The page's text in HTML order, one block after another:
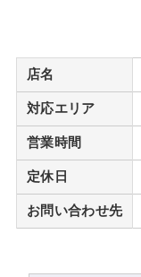
店名
対応エリア
営業時間
定休日
お問い合わせ先